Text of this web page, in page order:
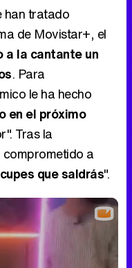
han tratado
de Movistar+, el
a la cantante un
. Para
le ha hecho
en el próximo
Tras la
comprometido a
que saldrás".